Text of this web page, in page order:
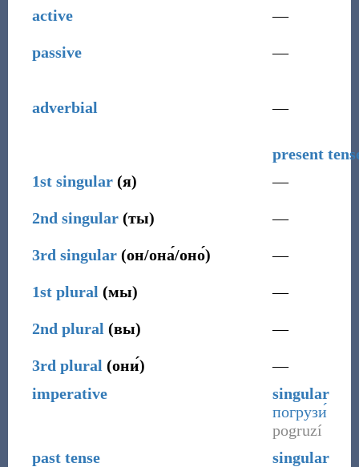
active
—
passive —
adverbial —
present
1st singular(я) —
2nd singular(ты) —
3rd singular(он/она́/оно́) —
1st plural (мы) —
2nd plural (вы) —
3rd plural (они́)
—
imperative
singular
погрузи́
pogruzí
past tense
singular